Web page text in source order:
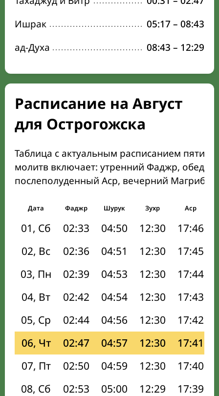
Ишрак
05:17 – 08:43
ад-Духа
08:43 – 12:29
Расписание на Август
для Острогожска
Таблица с актуальным расписанием пяти
молитв включает: утренний Фаджр,
послеполуденный Аср, вечерний Магриб
Дата Фаджр Шурук Зухр Аср
01, Сб 02:33 04:50 12:30 17:46
02, Вс
02:36 04:51 12:30 17:45
03, Пн
02:39 04:53 12:30 17:44
04, Вт
02:42 04:54 12:30 17:43
05, Ср
02:44 04:56 12:30 17:42
06, Чт
02:47 04:57 12:30 17:41
07, Пт
02:50 04:59 12:30 17:40
08, Сб
02:53 05:00 12:29 17:39